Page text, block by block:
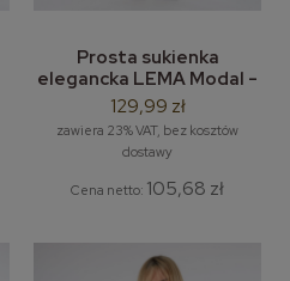
Prosta sukienka
elegancka LEMA Modal -
klasyczna sukienka z
paskiem
129,99 zł
zawiera 23% VAT, bez kosztów
dostawy
Cena netto: 105,68 zł